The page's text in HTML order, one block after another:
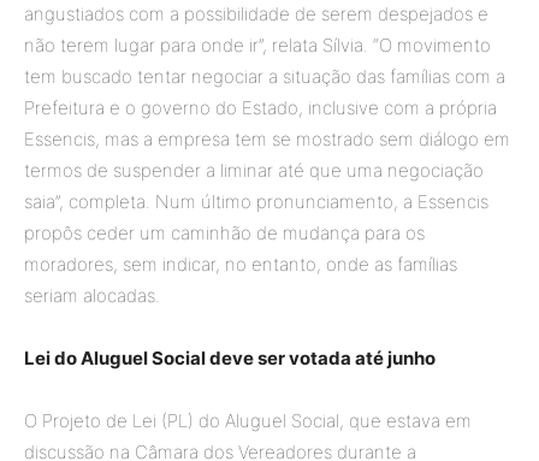
angustiados com a possibilidade de serem despejados e
não terem lugar para onde ir”, relata Sílvia. “O movimento
tem buscado tentar negociar a situação das famílias com a
Prefeitura e o governo do Estado, inclusive com a própria
Essencis, mas a empresa tem se mostrado sem diálogo em
termos de suspender a liminar até que uma negociação
saia”, completa. Num último pronunciamento, a Essencis
propôs ceder um caminhão de mudança para os
moradores, sem indicar, no entanto, onde as famílias
seriam alocadas.
Lei do Aluguel Social deve ser votada até junho
O Projeto de Lei (PL) do Aluguel Social, que estava em
discussão na Câmara dos Vereadores durante a